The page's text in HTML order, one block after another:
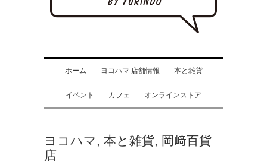
ホーム ヨコハマ 店舗情報 本と雑貨
イベント カフェ オンラインストア
ヨコハマ , 本と雑貨, 岡﨑百貨
店